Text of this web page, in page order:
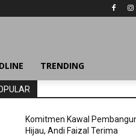
TRENDING
Komitmen Kawal
Hijau, Andi Faizal Terima